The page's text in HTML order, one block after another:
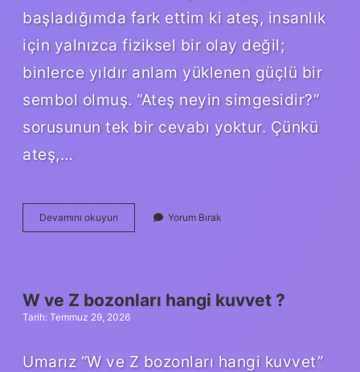
başladığımda fark ettim ki ateş, insanlık
için yalnızca fiziksel bir olay değil;
binlerce yıldır anlam yüklenen güçlü bir
sembol olmuş. “Ateş neyin simgesidir?”
sorusunun tek bir cevabı yoktur. Çünkü
ateş,…
Devamını okuyun
neyin
Yorum Bırak
W ve Z bozonları hangi kuvvet ?
Tarih: Temmuz 29, 2026
Umarız “W ve Z bozonları hangi kuvvet”